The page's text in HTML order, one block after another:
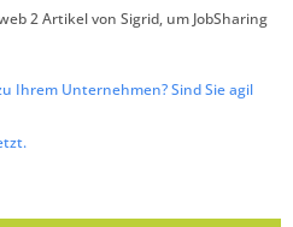
2 Artikel von Sigrid, um JobSharing
Ihrem Unternehmen? Sind Sie agil